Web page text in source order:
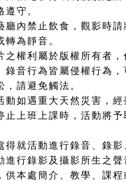
遵守。
廳內禁止飲食，觀影時請
轉為靜音。
之權利屬於版權所有者，
錄音行為皆屬侵權行為，
，請避免觸法。
動如遇重大天然災害，經
止上班上課時，活動將予
得就活動進行錄音、錄影
進行錄影及攝影所生之聲
供本處簡介、教學、課程